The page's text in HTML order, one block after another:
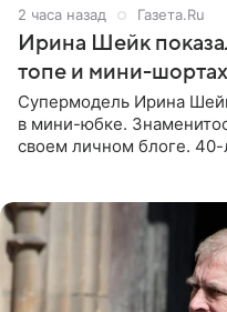
2 часа назад Газета.Ru
Ирина Шейк
топе и мини-шортах
Супермодель Ирина
в мини-юбке.
своем личном блоге.